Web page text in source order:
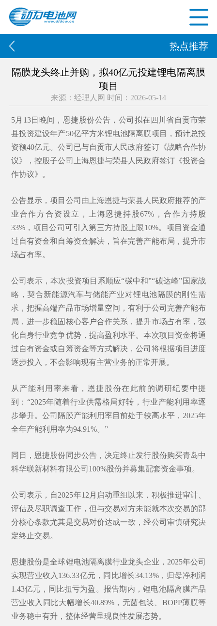
热点推荐
隔膜龙头终止并购，拟40亿元投建锂电隔离膜
项目
来源：经理人网 时间：2026-05-14
5月13日晚间， 恩捷股份公告，公司拟在四川省自贡市荣
县投资建设年产50亿平方米锂电池隔离膜项目，预计总投
资额40亿元。公司已与自贡市人民政府签订《战略合作协
议》，控股子公司
上海恩捷与荣县人民政府签订《投资合
作协议》。
公告显示，项目公司由上海恩捷与荣县人民政府推荐的产
业合作方合资设立，上海恩捷持股67%，合作方持股
33%，项目公司可引入第三方持股上限10%。项目资金通
过自有资金和自筹资金解决，旨在完善产能布局，提升市
场占有率。
公司表示，本次投资项目系顺应“碳中和”“碳达峰”国家战
略，契合新能源汽车与储能产业对锂电池隔膜的刚性需
求，把握高端产品市场增量空间，有利于公司完善产能布
局，进一步稳固核心客户合作关系，提升市场占有率，强
化自身行业竞争优势，提高盈利水平。本次项目资金将通
过自有资金或自筹资金等方式解决，公司将根据项目进度
逐步投入，不会影响现有主营业务的正常开展。
从产能利用率来看，恩捷股份在此前的调研纪要中提
到：“2025年随着行业供需格局好转，行业产能利用率逐
步攀升。公司隔膜产能利用率目前处于较高水平，2025年
全年产能利用率为94.91%。”
同日，恩捷股份同步公告，决定终止发行股份购买青岛中
科华联新材料有限公司100%股份并募集配套资金事项。
公司表示，自2025年12月启动重组以来，积极推进审计、
评估及尽职调查工作，但与交易对方未能就本次交易的部
分核心条款尤其是交易对价达成一致，经公司审慎研究决
定终止交易。
恩捷股份是全球锂电池隔离膜行业龙头企业，2025年公司
实现营业收入136.33亿元，同比增长34.13%，归母净利润
1.43亿元，同比扭亏为盈。报告期内，锂电池隔离膜产品
营业收入同比大幅增长40.89%，无菌包装、BOPP薄膜等
业务稳中有升，整体经营呈现良性发展态势。